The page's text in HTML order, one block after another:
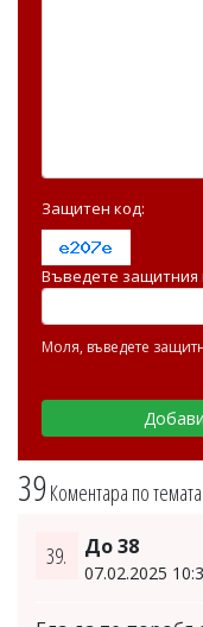
39Коментара по темата
39. До 38
07.02.2025
Защитен код:
Въведете защитния
Моля, въведете